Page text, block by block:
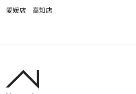
愛媛店 高知店